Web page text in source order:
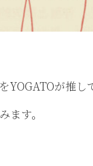
YOGATOが推し
ます。